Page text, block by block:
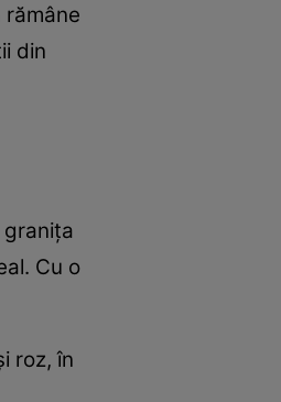
din
Cu o
roz, în